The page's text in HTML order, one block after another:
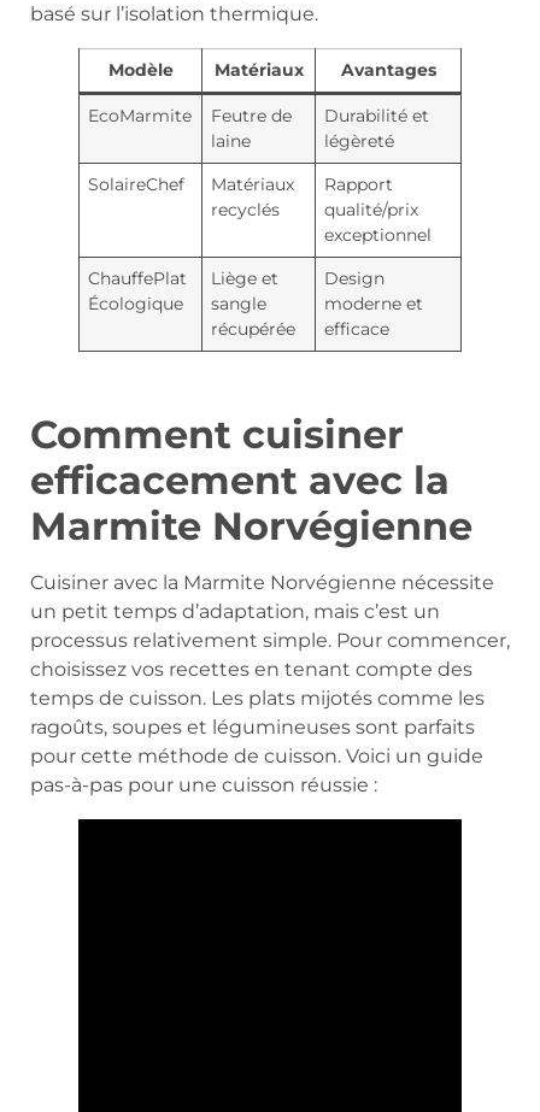
basé sur l’isolation thermique.
Modèle Matériaux Avantages
EcoMarmite
Feutre de
laine
Durabilité et
légèreté
SolaireChef
Matériaux
recyclés
Rapport
qualité/prix
exceptionnel
ChauffePlat
Écologique
Liège et
sangle
récupérée
Design
moderne et
efficace
Comment cuisiner
efficacement avec la
Marmite Norvégienne
Cuisiner avec la Marmite Norvégienne nécessite
un petit temps d’adaptation, mais c’est un
processus relativement simple. Pour commencer,
choisissez vos recettes en tenant compte des
temps de cuisson. Les plats mijotés comme les
ragoûts, soupes et légumineuses sont parfaits
pour cette méthode de cuisson. Voici un guide
pas-à-pas pour une cuisson réussie :